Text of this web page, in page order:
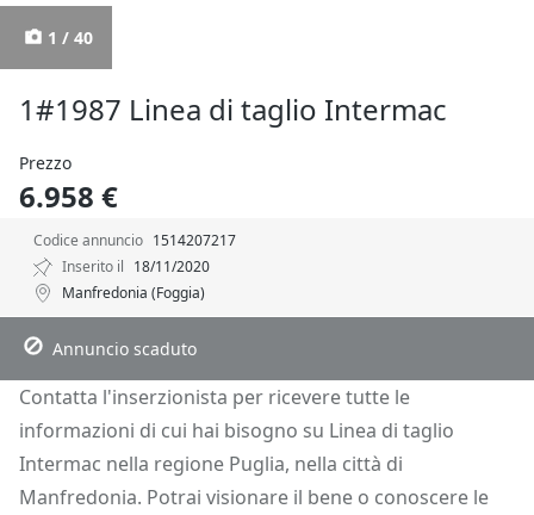
1 / 40
1#1987 Linea di taglio Intermac
Prezzo
6.958 €
Codice annuncio 1514207217
Inserito il 18/11/2020
Manfredonia (Foggia)
Descrizione
Dettagli Posizione Richiedi Info
Annuncio scaduto
Contatta l'inserzionista per ricevere tutte le
informazioni di cui hai bisogno su Linea di taglio
Intermac nella regione Puglia, nella città di
Manfredonia. Potrai visionare il bene o conoscere le